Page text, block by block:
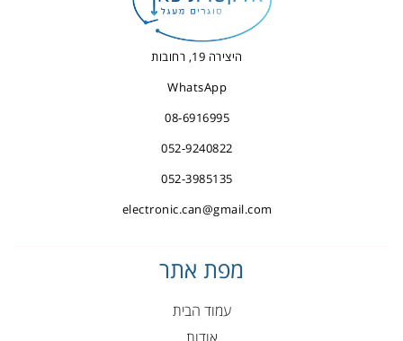
היצירה 19, רחובות
WhatsApp
08-6916995
052-9240822
052-3985135
electronic.can@gmail.com
מפת אתר
עמוד הבית